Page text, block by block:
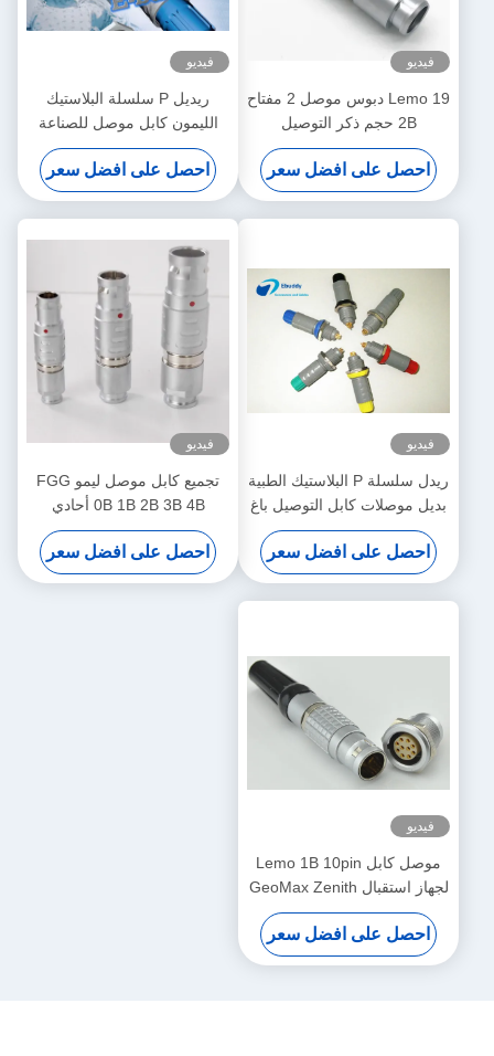
فيديو
Lemo 19 دبوس موصل 2 مفتاح
2B حجم ذكر التوصيل
FGC.2B.319 نموذج
احصل على افضل سعر
فيديو
ريديل P سلسلة البلاستيك
الليمون كابل موصل للصناعة
المنظار الطبي موصل
احصل على افضل سعر
فيديو
ريدل سلسلة P البلاستيك الطبية
بديل موصلات كابل التوصيل باغ
دفع سحب موصل
احصل على افضل سعر
فيديو
تجميع كابل موصل ليمو FGG
0B 1B 2B 3B 4B أحادي
الطرف أو مزدوج الطرف
احصل على افضل سعر
فيديو
موصل كابل Lemo 1B 10pin
لجهاز استقبال GeoMax Zenith
15/25 GNSS FGG.1B.310
احصل على افضل سعر